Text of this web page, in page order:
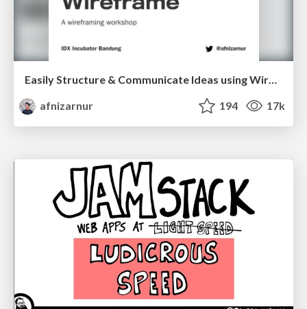
Easily Structure & Communicate Ideas using Wireframe
afnizarnur
194 17k